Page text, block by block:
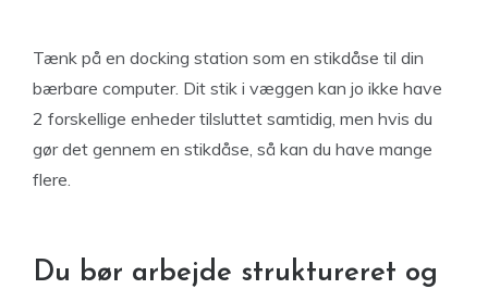
Tænk på en docking station som en stikdåse til din
bærbare computer. Dit stik i væggen kan jo ikke have
2 forskellige enheder tilsluttet samtidig, men hvis du
gør det gennem en stikdåse, så kan du have mange
flere.
Du bør arbejde struktureret og